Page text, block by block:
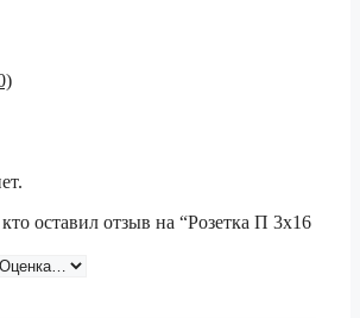
оставил отзыв на “Розетка П 3х16